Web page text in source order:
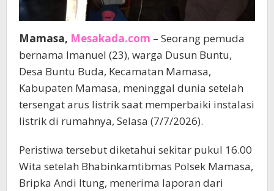
Mamasa, Mesakada.com – Seorang pemuda
bernama Imanuel (23), warga Dusun Buntu,
Desa Buntu Buda, Kecamatan Mamasa,
Kabupaten Mamasa, meninggal dunia setelah
tersengat arus listrik saat memperbaiki instalasi
listrik di rumahnya, Selasa (7/7/2026).
Peristiwa tersebut diketahui sekitar pukul 16.00
Wita setelah Bhabinkamtibmas Polsek Mamasa,
Bripka Andi Itung, menerima laporan dari